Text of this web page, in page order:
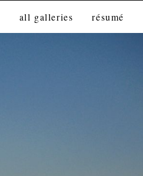
all galleries résumé